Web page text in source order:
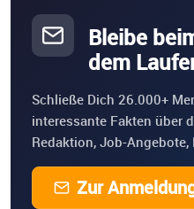
Bleibe
dem
Schließe Dich 26.000+
interessante Fakten über
Redaktion, Job-Angebote,
Zur